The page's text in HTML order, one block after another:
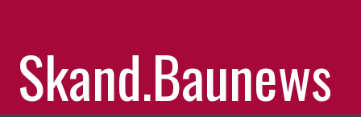
Skand.Baunews